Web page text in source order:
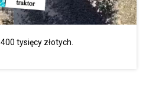
tysięcy złotych.